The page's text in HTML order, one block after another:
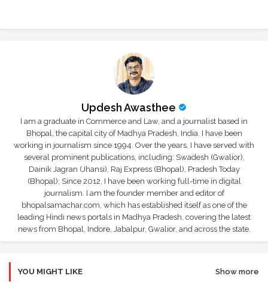
Updesh Awasthee
I am a graduate in Commerce and Law, and a journalist based in
Bhopal, the capital city of Madhya Pradesh, India. I have been
working in journalism since 1994. Over the years, I have served with
several prominent publications, including: Swadesh (Gwalior),
Dainik Jagran (Jhansi), Raj Express (Bhopal), Pradesh Today
(Bhopal); Since 2012, I have been working full-time in digital
journalism. I am the founder member and editor of
bhopalsamachar.com, which has established itself as one of the
leading Hindi news portals in Madhya Pradesh, covering the latest
news from Bhopal, Indore, Jabalpur, Gwalior, and across the state.
YOU MIGHT LIKE Show more